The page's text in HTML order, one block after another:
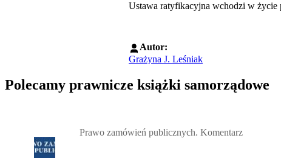
Ustawa ratyfikacyjna wchodzi w życie
Autor:
Grażyna J. Leśniak
Polecamy prawnicze książki samorządowe
Prawo zamówień publicznych. Komentarz